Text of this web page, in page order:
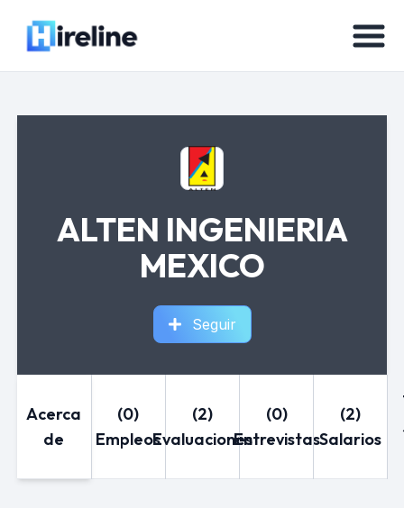
ALTEN INGENIERIA
MEXICO
Seguir
Acerca
de
(0)
Empleos
(2)
Evaluaciones
(0)
Entrevistas
(2)
Salarios